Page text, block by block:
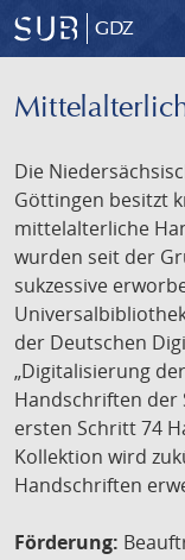
GDZ
Die
Göttingen besitzt
mittelalterliche
wurden seit der
sukzessive
der Deutschen
„Digitalisierung
Handschriften der
ersten Schritt 74
Kollektion wird
Handschriften
Förderung: